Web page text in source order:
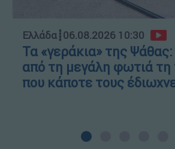
Ελλάδα┋06.08.2026 10:30
Τα «γεράκια» της
από τη μεγάλη φωτιά τη
που κάποτε τους